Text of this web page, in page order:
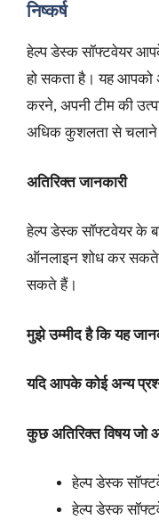
निष्कर्ष
हेल्प डेस्क सॉफ्टवेयर
हो सकता है। यह आपको
करने, अपनी टीम की
अधिक कुशलता से
अतिरिक्त जानकारी
हेल्प डेस्क सॉफ्टवेयर के
ऑनलाइन शोध कर सकते
सकते हैं।
मुझे उम्मीद है कि यह
यदि आपके कोई अन्य
कुछ अतिरिक्त विषय जो
हेल्प डेस्क
हेल्प डेस्क